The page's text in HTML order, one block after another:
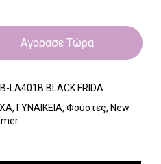
Αγόρασε Τώρα
LA401B BLACK FRIDA
, ΓΥΝΑΙΚΕΙΑ, Φούστες, New